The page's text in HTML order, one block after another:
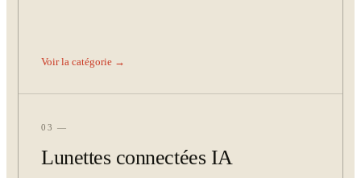
Voir la catégorie →
03 —
Lunettes connectées IA